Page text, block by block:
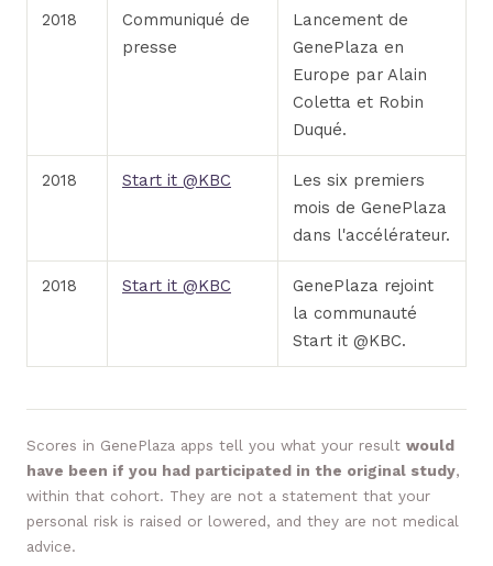
2018
Communiqué de
presse
Lancement de
GenePlaza en
Europe par Alain
Coletta et Robin
Duqué.
2018 Start it @KBC
Les six premiers
mois de GenePlaza
dans l'accélérateur.
2018 Start it @KBC
GenePlaza rejoint
la communauté
Start it @KBC.
Scores in GenePlaza apps tell you what your result would
have been if you had participated in the original study,
within that cohort. They are not a statement that your
personal risk is raised or lowered, and they are not medical
advice.